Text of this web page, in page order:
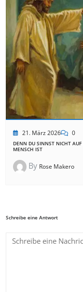
21. März 2026 0
DENN DU SINNST NICHT
MENSCH IST
By Rose Makero
Schreibe eine Antwort